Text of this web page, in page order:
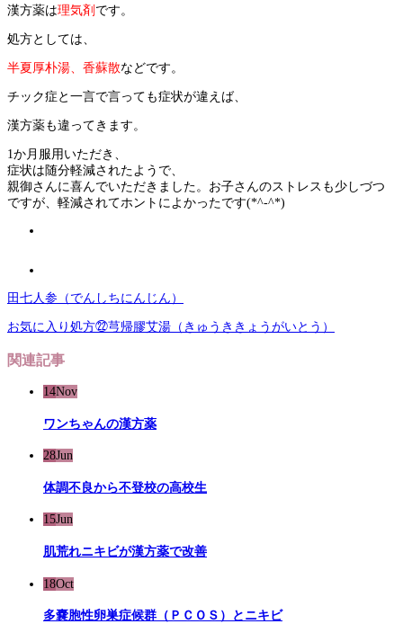
漢方薬は理気剤 です。
処方としては、
半夏厚朴湯、香蘇散などです。
チック症と一言で言っても症状が違えば、
漢方薬も違ってきます。
1か月服用いただき、
症状は随分軽減されたようで、
親御さんに喜んでいただきました。お子さんのストレスも少しづつ
ですが、軽減されてホントによかったです(*^-^*)
田七人参（でんしちにんじん）
お気に入り処方㉒芎帰膠艾湯（きゅうききょうがいとう）
関連記事
14Nov
ワンちゃんの漢方薬
28Jun
体調不良から不登校の高校生
15Jun
肌荒れニキビが漢方薬で改善
18Oct
多嚢胞性卵巣症候群（ＰＣＯＳ）とニキビ